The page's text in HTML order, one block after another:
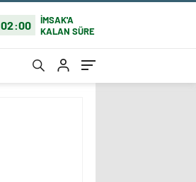
02:00
İMSAK'A
KALAN SÜRE